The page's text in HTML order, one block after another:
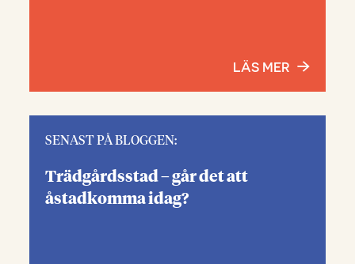
LÄS MER
SENAST PÅ BLOGGEN:
Trädgårdsstad – går det att
åstadkomma idag?